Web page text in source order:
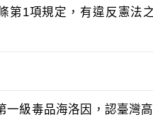
第1項規定，有違反憲法
級毒品海洛因，認臺灣